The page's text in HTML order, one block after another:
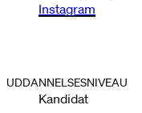
Instagram
UDDANNELSESNIVEAU
Kandidat